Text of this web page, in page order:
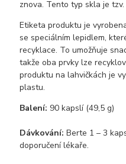
znova. Tento typ skla je
Etiketa produktu je
se speciálním lepidlem,
recyklace. To umožňuje
takže oba prvky lze
produktu na lahvičkách je
plastu.
Balení: 90 kapslí (49,5 g)
Dávkování: Berte 1 – 3
doporučení lékaře.